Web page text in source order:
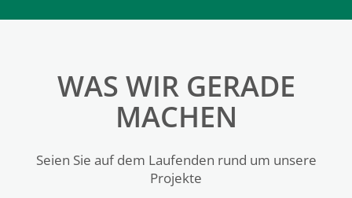
WAS WIR GERADE
MACHEN
Seien Sie auf dem Laufenden rund um unsere
Projekte